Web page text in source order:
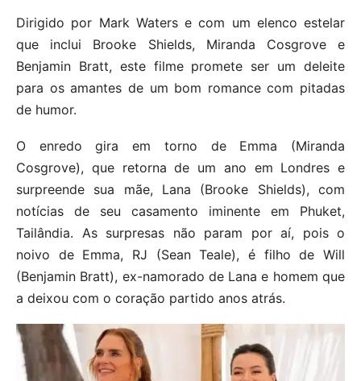
Dirigido por Mark Waters e com um elenco estelar
que inclui Brooke Shields, Miranda Cosgrove e
Benjamin Bratt, este filme promete ser um deleite
para os amantes de um bom romance com pitadas
de humor.
O enredo gira em torno de Emma (Miranda
Cosgrove), que retorna de um ano em Londres e
surpreende sua mãe, Lana (Brooke Shields), com
notícias de seu casamento iminente em Phuket,
Tailândia. As surpresas não param por aí, pois o
noivo de Emma, RJ (Sean Teale), é filho de Will
(Benjamin Bratt), ex-namorado de Lana e homem que
a deixou com o coração partido anos atrás.